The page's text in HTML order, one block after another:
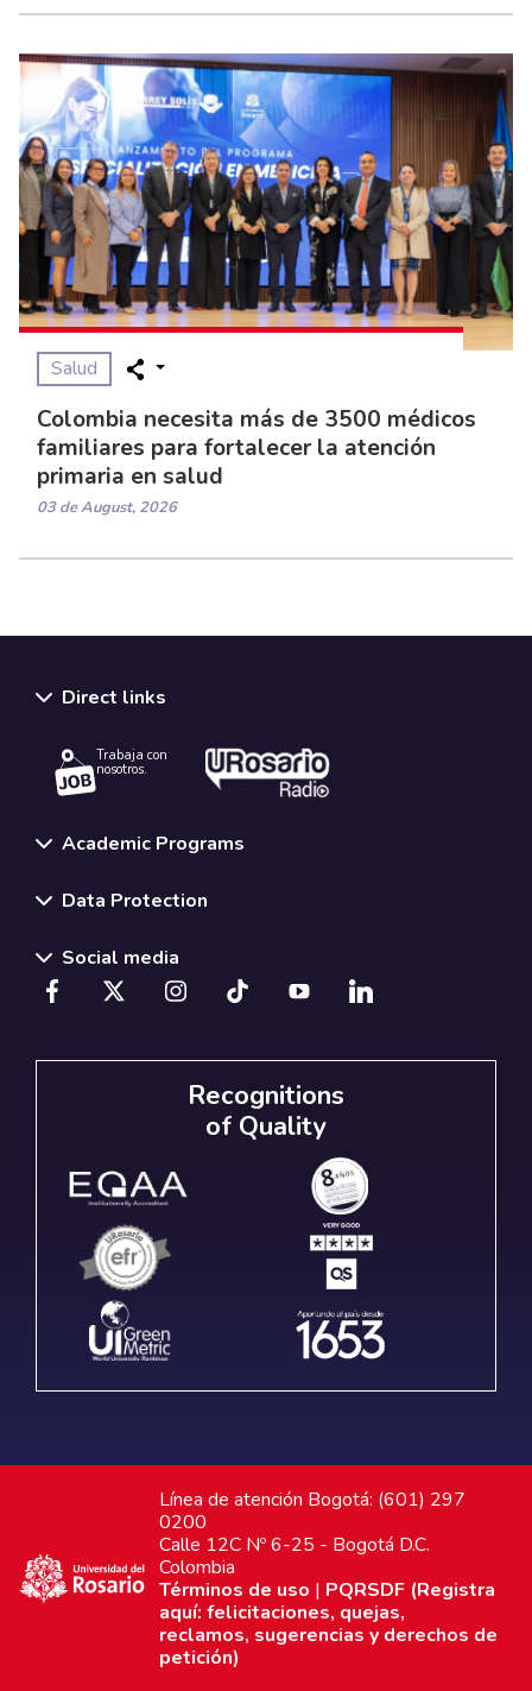
Salud
Colombia necesita más de 3500 médicos
familiares para fortalecer la atención
primaria en salud
03 de August, 2026
Direct links
Trabaja con
nosotros.
Academic Programs
Data Protection
Social media
Recognitions
of Quality
Línea de atención Bogotá: (601) 297
0200
Calle 12C Nº 6-25 - Bogotá D.C.
Colombia
Términos de uso | PQRSDF (Registra
aquí: felicitaciones, quejas,
reclamos, sugerencias y derechos de
petición)